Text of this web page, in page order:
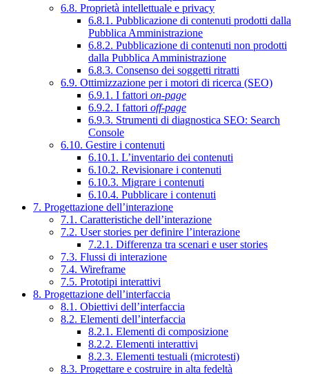
6.8. Proprietà intellettuale e privacy
6.8.1. Pubblicazione di contenuti prodotti dalla
Pubblica Amministrazione
6.8.2. Pubblicazione di contenuti non prodotti
dalla Pubblica Amministrazione
6.8.3. Consenso dei soggetti ritratti
6.9. Ottimizzazione per i motori di ricerca (SEO)
6.9.1. I fattori on-page
6.9.2. I fattori off-page
6.9.3. Strumenti di diagnostica SEO: Search
Console
6.10. Gestire i contenuti
6.10.1. L’inventario dei contenuti
6.10.2. Revisionare i contenuti
6.10.3. Migrare i contenuti
6.10.4. Pubblicare i contenuti
7. Progettazione dell’interazione
7.1. Caratteristiche dell’interazione
7.2. User stories per definire l’interazione
7.2.1. Differenza tra scenari e user stories
7.3. Flussi di interazione
7.4. Wireframe
7.5. Prototipi interattivi
8. Progettazione dell’interfaccia
8.1. Obiettivi dell’interfaccia
8.2. Elementi dell’interfaccia
8.2.1. Elementi di composizione
8.2.2. Elementi interattivi
8.2.3. Elementi testuali (microtesti)
8.3. Progettare e costruire in alta fedeltà